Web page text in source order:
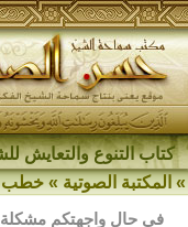
كتاب التنوع والتعايش
»المكتبة الصوتية»خطب
في حال واجهتكم